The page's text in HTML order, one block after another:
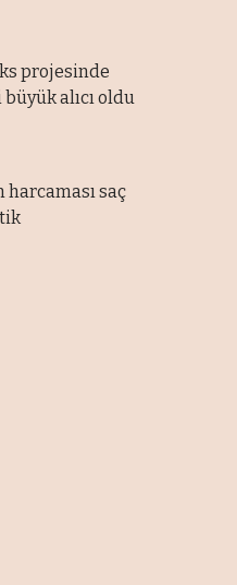
projesinde
alıcı oldu
saç